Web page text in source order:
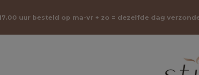
uur besteld op ma-vr + zo = dezelfde dag